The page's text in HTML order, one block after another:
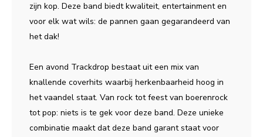
zijn kop. Deze band biedt kwaliteit, entertainment en
voor elk wat wils: de pannen gaan gegarandeerd van
het dak!
Een avond Trackdrop bestaat uit een mix van
knallende coverhits waarbij herkenbaarheid hoog in
het vaandel staat. Van rock tot feest van boerenrock
tot pop: niets is te gek voor deze band. Deze unieke
combinatie maakt dat deze band garant staat voor